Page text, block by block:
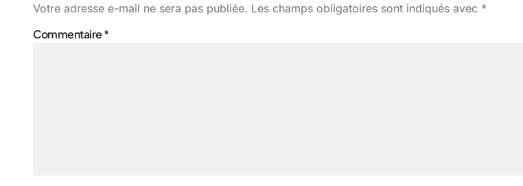
Votre adresse e-mail ne sera pas publiée. Les champs obligatoires sont indiqués avec *
Commentaire*